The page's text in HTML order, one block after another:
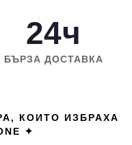
24ч
БЪРЗА ДОСТАВКА
КОИТО ИЗБРАХА
✦